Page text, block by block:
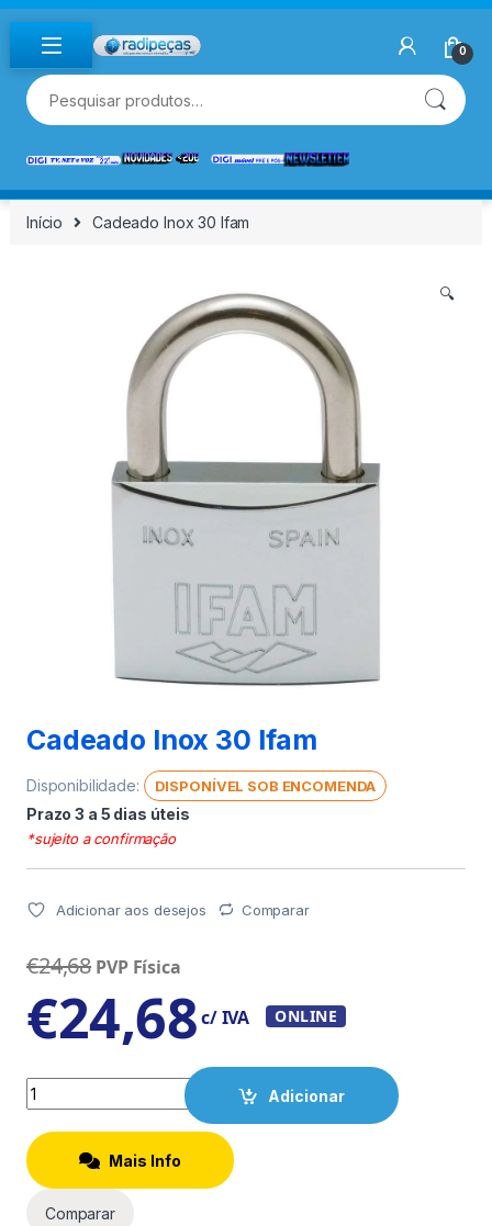
Skip to navigation
Skip to content
0
Pesquisar por:
Início Cadeado Inox 30 Ifam
🔍
Cadeado Inox 30 Ifam
Disponibilidade: DISPONÍVEL SOB ENCOMENDA
Prazo 3 a 5 dias úteis
*sujeito a confirmação
Adicionar aos desejos Comparar
€24,68 PVP Física
€24,68c/ IVA ONLINE
Quantity
Adicionar
Mais Info
Comparar